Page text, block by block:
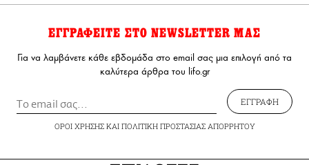
ΕΓΓΡΑΦΕΙΤΕ ΣΤΟ NEWSLETTER ΜΑΣ
Για να λαμβάνετε κάθε εβδομάδα στο email σας μια επιλογή από τα
καλύτερα άρθρα του lifo.gr
ΕΓΓΡΑΦΗ
ΟΡΟΙ ΧΡΗΣΗΣΚΑΙ ΠΟΛΙΤΙΚΗ ΠΡΟΣΤΑΣΙΑΣ ΑΠΟΡΡΗΤΟΥ